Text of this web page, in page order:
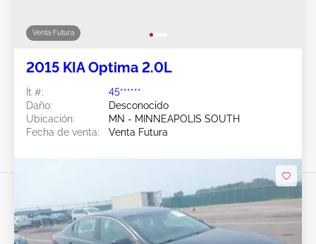
Venta Futura
2015 KIA Optima 2.0L
Ít #:
45******
Daño:
Desconocido
Ubicación:
MN - MINNEAPOLIS SOUTH
Fecha de venta:
Venta Futura